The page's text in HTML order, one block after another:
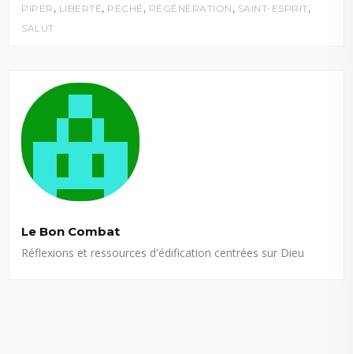
PIPER , LIBERTÉ, PÉCHÉ , RÉGÉNÉRATION , SAINT-ESPRIT,
SALUT
Le Bon Combat
Réflexions et ressources d'édification centrées sur Dieu